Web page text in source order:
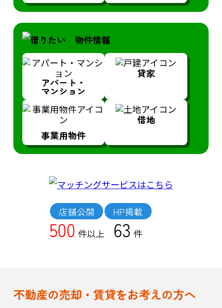
アパート・
マンション
貸家
事業用物件
借地
店舗公開
500 件以上
HP掲載
63 件
不動産の売却・賃貸をお考えの方へ